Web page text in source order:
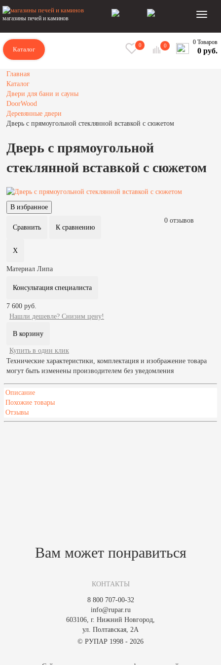
магазины печей и каминов
Каталог
0 0 0 Товаров
0 руб.
Главная
Каталог
Двери для бани и сауны
DoorWood
Деревянные двери
Дверь с прямоугольной стеклянной вставкой с сюжетом
Дверь с прямоугольной
стеклянной вставкой с сюжетом
0 отзывов
Материал Липа
Консультация специалиста
7 600 руб.
Нашли дешевле? Снизим цену!
Купить в один клик
Технические характеристики, комплектация и изображение товара
могут быть изменены производителем без уведомления
Описание
Похожие товары
Отзывы
Вам может понравиться
КОНТАКТЫ
8 800 707-00-32
info@rupar.ru
603106, г. Нижний Новгород,
ул. Полтавская, 2А
© РУПАР 1998 - 2026